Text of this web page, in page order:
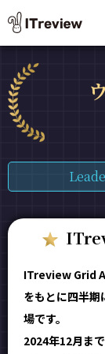
ITreview Grid
をもとに四半期
場です。
2024年12月ま